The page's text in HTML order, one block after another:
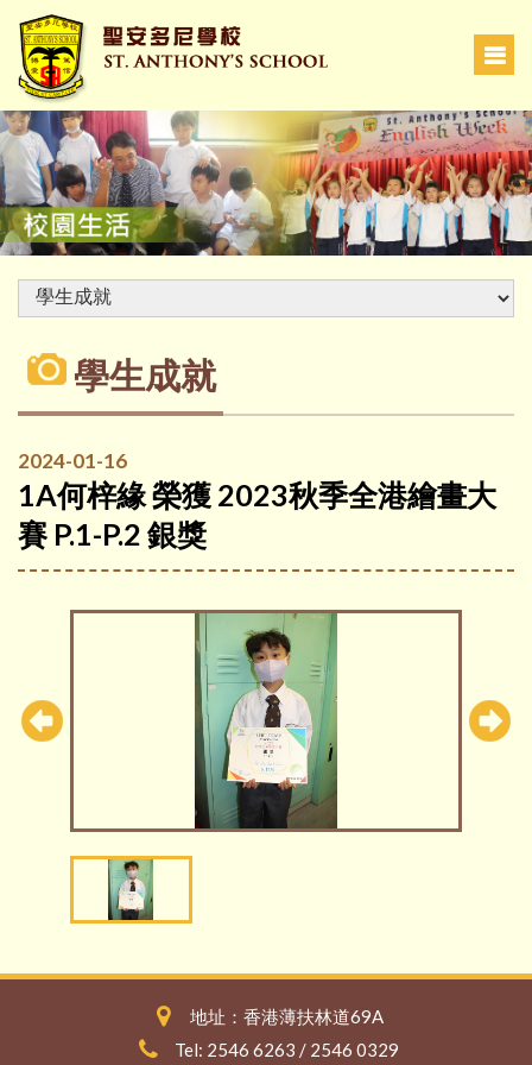
學生成就
2024-01-16
1A何梓緣 榮獲 2023秋季全港繪畫大
賽 P.1-P.2 銀獎
地址：香港薄扶林道69A
Tel: 2546 6263 / 2546 0329